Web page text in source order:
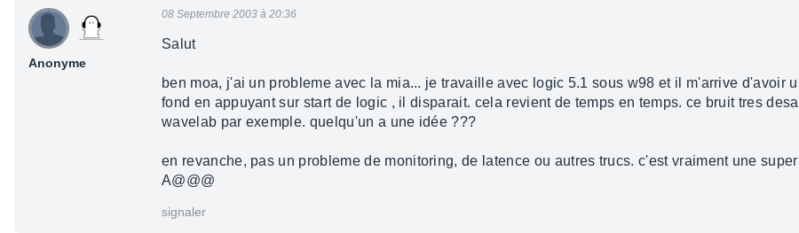
Anonyme
08 Septembre 2003 à 20:36
Salut
ben moa, j'ai un probleme avec la mia... je travaille avec logic 5.1 sous w98 et il m'arrive d'avoir
fond en appuyant sur start de logic , il disparait. cela revient de temps en temps. ce bruit tres
wavelab par exemple. quelqu'un a une idée ???
en revanche, pas un probleme de monitoring, de latence ou autres trucs. c'est vraiment une
A@@@
signaler